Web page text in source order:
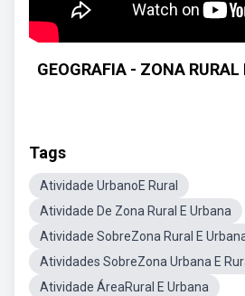
GEOGRAFIA - ZONA
Tags
Atividade UrbanoE Rural
Atividade De Zona Rural E Urbana
Atividade SobreZona Rural E
Atividades SobreZona Urbana E
Atividade ÁreaRural E Urbana